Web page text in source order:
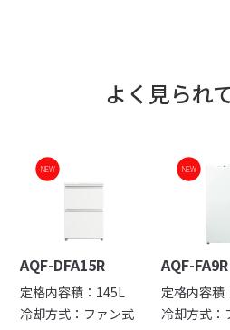
よく見られ
NEW
AQF-DFA15R
定格内容積：145L
冷却方式：ファン式
NEW
AQF-FA9R
定格内容積
冷却方式：